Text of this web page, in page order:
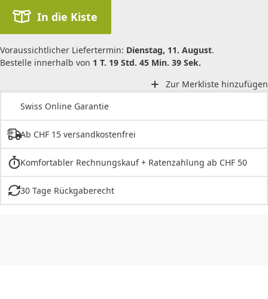
In die Kiste
Voraussichtlicher Liefertermin: Dienstag, 11. August.
Bestelle innerhalb von 1 T. 19 Std. 45 Min. 39 Sek.
Zur Merkliste hinzufügen
Swiss Online Garantie
Ab CHF 15 versandkostenfrei
Komfortabler Rechnungskauf + Ratenzahlung ab CHF 50
30 Tage Rückgaberecht